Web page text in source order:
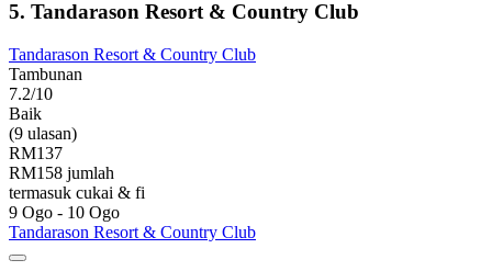
5. Tandarason Resort & Country Club
Tandarason Resort & Country Club
Tambunan
7.2/10
Baik
(9 ulasan)
RM137
RM158 jumlah
termasuk cukai & fi
9 Ogo - 10 Ogo
Tandarason Resort & Country Club